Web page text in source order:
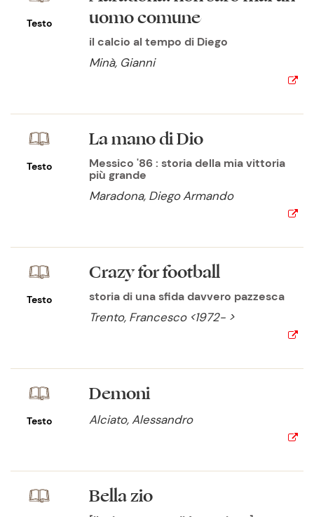
Testo
uomo comune
il calcio al tempo di Diego
Minà, Gianni
Testo
La mano di Dio
Messico '86 : storia della mia vittoria
più grande
Maradona, Diego Armando
Testo
Crazy for football
storia di una sfida davvero pazzesca
Trento, Francesco <1972- >
Testo
Demoni
Alciato, Alessandro
Bella zio